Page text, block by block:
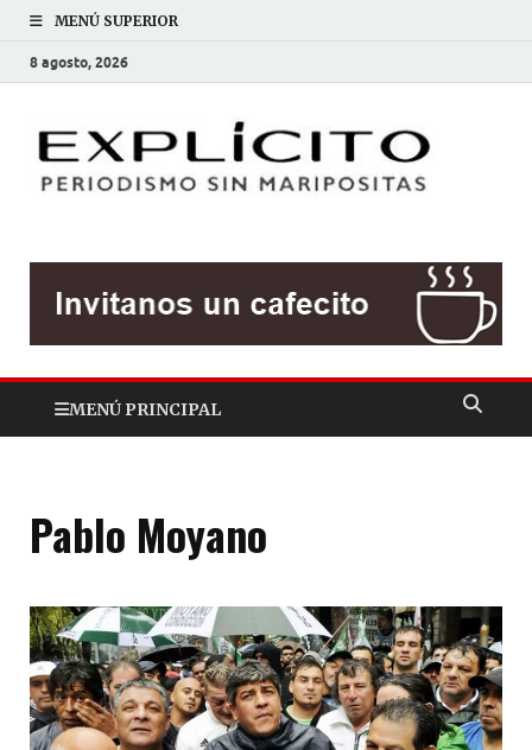
MENÚ SUPERIOR
8 agosto, 2026
MENÚ PRINCIPAL
Pablo Moyano